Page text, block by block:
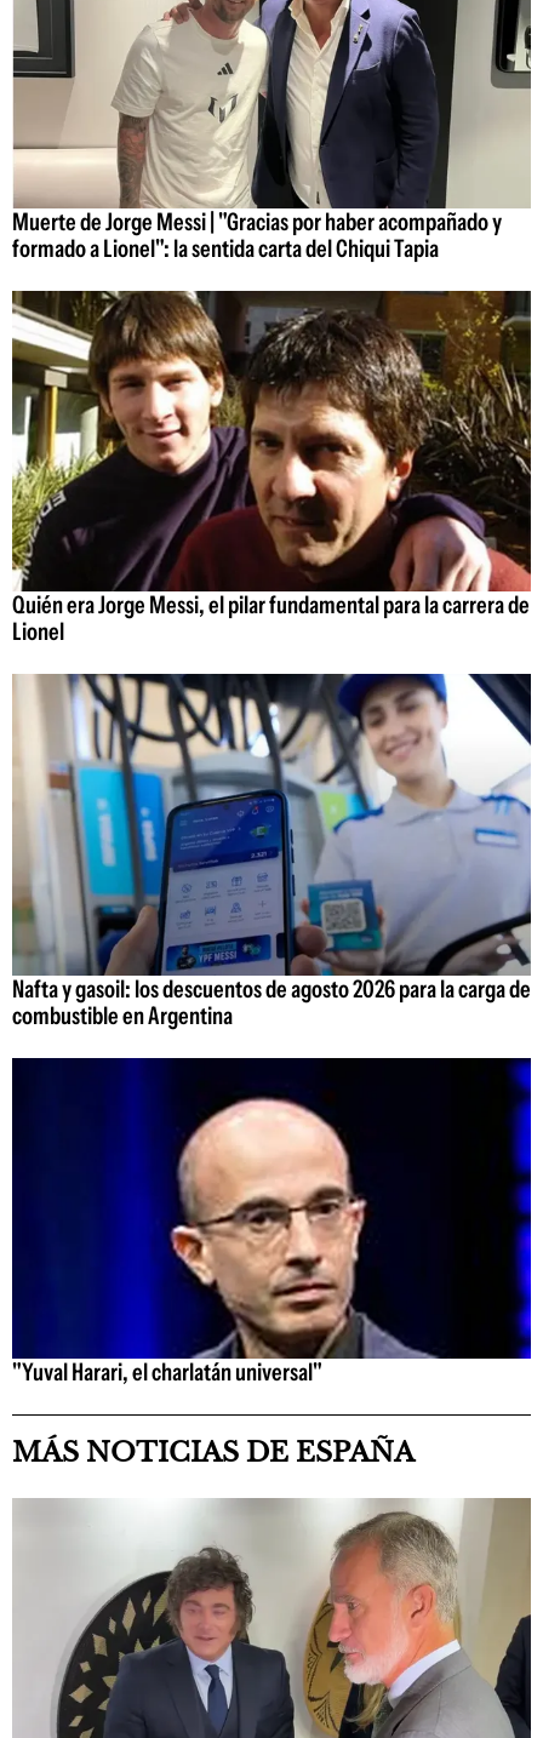
Muerte de Jorge Messi | "Gracias por haber acompañado y
formado a Lionel": la sentida carta del Chiqui Tapia
Quién era Jorge Messi, el pilar fundamental para la carrera de
Lionel
Nafta y gasoil: los descuentos de agosto 2026 para la carga de
combustible en Argentina
"Yuval Harari, el charlatán universal"
MÁS NOTICIAS DE ESPAÑA